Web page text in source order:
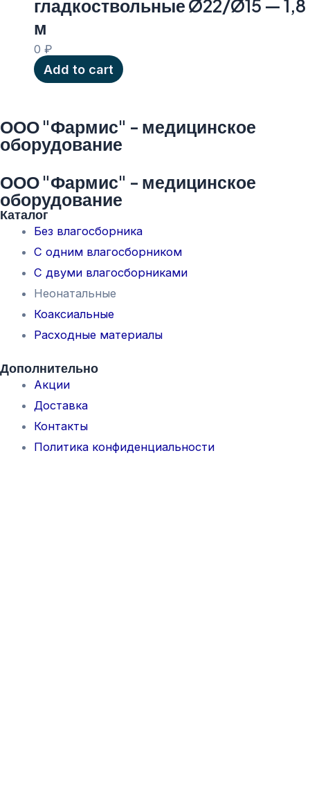
гладкоствольные Ø22/Ø15 — 1,8
м
0₽
Add to cart
ООО "Фармис" - медицинское
оборудование
ООО "Фармис" - медицинское
оборудование
Каталог
Без влагосборника
С одним влагосборником
С двуми влагосборниками
Неонатальные
Коаксиальные
Расходные материалы
Дополнительно
Акции
Доставка
Контакты
Политика конфиденциальности